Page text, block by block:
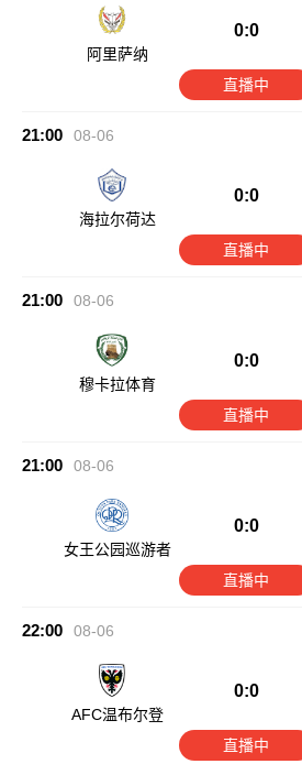
阿里萨纳
0:0
直播中
21:00 08-06
海拉尔荷达
0:0
直播中
21:00 08-06
穆卡拉体育
0:0
直播中
21:00 08-06
女王公园巡游者
0:0
直播中
22:00 08-06
AFC温布尔登
0:0
直播中